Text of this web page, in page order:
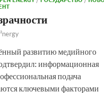
развитию медийного
информационная
подача
ключевыми факторами